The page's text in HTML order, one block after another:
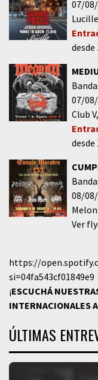
07/
Lucille
desde
07/
Club V
desde
08/
Ver
https://
si=04fa543cf01849e9
¡ESCUCHÁ
INTERNACIONALES
ÚLTIMAS